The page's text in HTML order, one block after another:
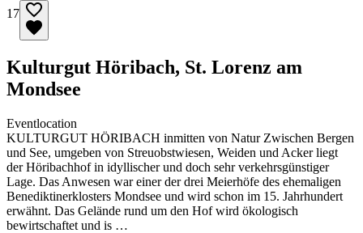
17
Kulturgut Höribach, St. Lorenz am
Mondsee
Eventlocation
KULTURGUT HÖRIBACH inmitten von Natur Zwischen Bergen
und See, umgeben von Streuobstwiesen, Weiden und Acker liegt
der Höribachhof in idyllischer und doch sehr verkehrsgünstiger
Lage. Das Anwesen war einer der drei Meierhöfe des ehemaligen
Benediktinerklosters Mondsee und wird schon im 15. Jahrhundert
erwähnt. Das Gelände rund um den Hof wird ökologisch
bewirtschaftet und is …